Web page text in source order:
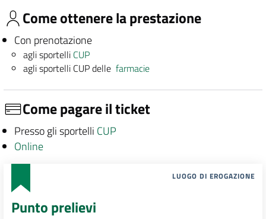
Come ottenere la prestazione
Con prenotazione
agli sportelli CUP
agli sportelli CUP dellefarmacie
Come pagare il ticket
Presso gli sportelli CUP
Online
LUOGO DI EROGAZIONE
Punto prelievi